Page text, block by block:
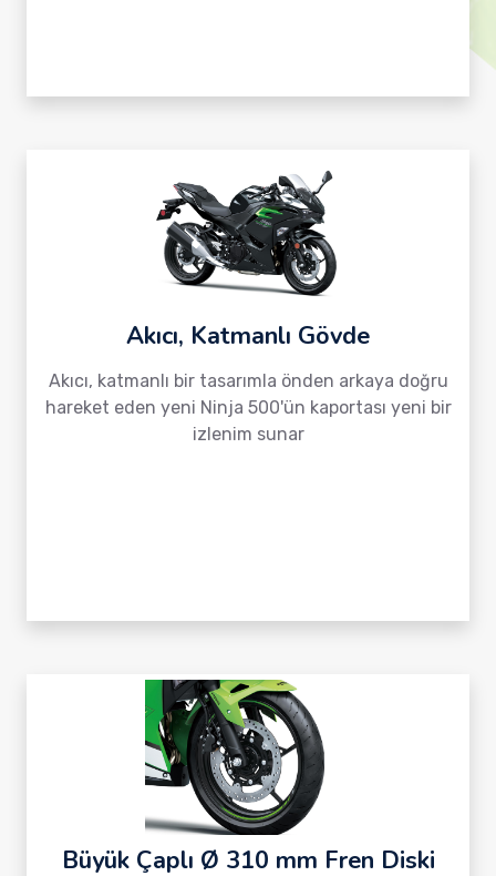
Akıcı, Katmanlı Gövde
Akıcı, katmanlı bir tasarımla önden arkaya doğru
hareket eden yeni Ninja 500'ün kaportası yeni bir
izlenim sunar
Büyük Çaplı Ø 310 mm Fren Diski